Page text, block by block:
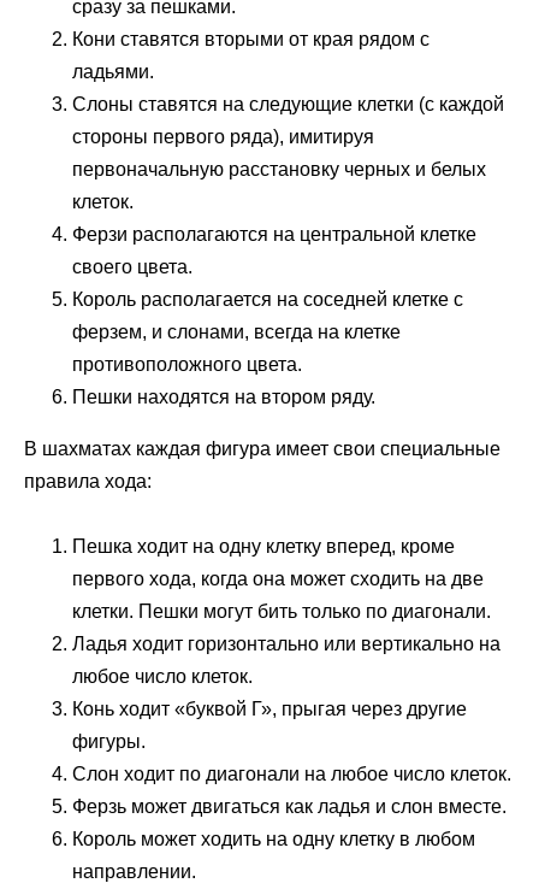
сразу за пешками.
Кони ставятся вторыми от края рядом с
ладьями.
Слоны ставятся на следующие клетки (с каждой
стороны первого ряда), имитируя
первоначальную расстановку черных и белых
клеток.
Ферзи располагаются на центральной клетке
своего цвета.
Король располагается на соседней клетке с
ферзем, и слонами, всегда на клетке
противоположного цвета.
Пешки находятся на втором ряду.
В шахматах каждая фигура имеет свои специальные
правила хода:
Пешка ходит на одну клетку вперед, кроме
первого хода, когда она может сходить на две
клетки. Пешки могут бить только по диагонали.
Ладья ходит горизонтально или вертикально на
любое число клеток.
Конь ходит «буквой Г», прыгая через другие
фигуры.
Слон ходит по диагонали на любое число клеток.
Ферзь может двигаться как ладья и слон вместе.
Король может ходить на одну клетку в любом
направлении.